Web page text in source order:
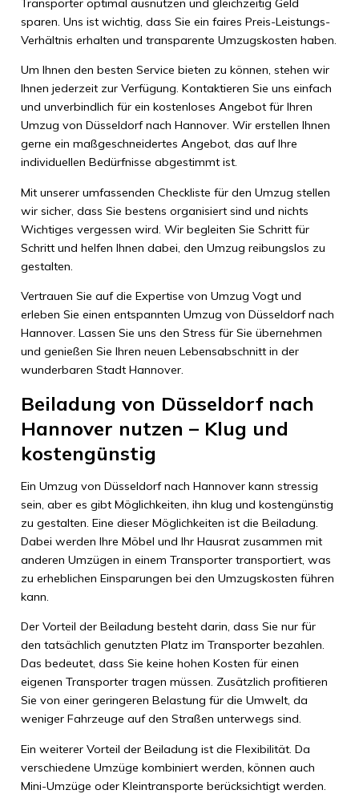
Transporter optimal ausnutzen und gleichzeitig Geld
sparen. Uns ist wichtig, dass Sie ein faires Preis-Leistungs-
Verhältnis erhalten und transparente Umzugskosten haben.
Um Ihnen den besten Service bieten zu können, stehen wir
Ihnen jederzeit zur Verfügung. Kontaktieren Sie uns einfach
und unverbindlich für ein kostenloses Angebot für Ihren
Umzug von Düsseldorf nach Hannover. Wir erstellen Ihnen
gerne ein maßgeschneidertes Angebot, das auf Ihre
individuellen Bedürfnisse abgestimmt ist.
Mit unserer umfassenden Checkliste für den Umzug stellen
wir sicher, dass Sie bestens organisiert sind und nichts
Wichtiges vergessen wird. Wir begleiten Sie Schritt für
Schritt und helfen Ihnen dabei, den Umzug reibungslos zu
gestalten.
Vertrauen Sie auf die Expertise von Umzug Vogt und
erleben Sie einen entspannten Umzug von Düsseldorf nach
Hannover. Lassen Sie uns den Stress für Sie übernehmen
und genießen Sie Ihren neuen Lebensabschnitt in der
wunderbaren Stadt Hannover.
Beiladung von Düsseldorf nach
Hannover nutzen – Klug und
kostengünstig
Ein Umzug von Düsseldorf nach Hannover kann stressig
sein, aber es gibt Möglichkeiten, ihn klug und kostengünstig
zu gestalten. Eine dieser Möglichkeiten ist die Beiladung.
Dabei werden Ihre Möbel und Ihr Hausrat zusammen mit
anderen Umzügen in einem Transporter transportiert, was
zu erheblichen Einsparungen bei den Umzugskosten führen
kann.
Der Vorteil der Beiladung besteht darin, dass Sie nur für
den tatsächlich genutzten Platz im Transporter bezahlen.
Das bedeutet, dass Sie keine hohen Kosten für einen
eigenen Transporter tragen müssen. Zusätzlich profitieren
Sie von einer geringeren Belastung für die Umwelt, da
weniger Fahrzeuge auf den Straßen unterwegs sind.
Ein weiterer Vorteil der Beiladung ist die Flexibilität. Da
verschiedene Umzüge kombiniert werden, können auch
Mini-Umzüge oder Kleintransporte berücksichtigt werden.